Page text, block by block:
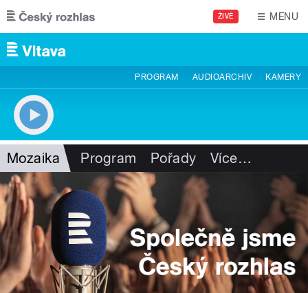
Přejít k hlavnímu obsahu
ŽIVĚ MENU
PROGRAM AUDIOARCHIV KAMERY
Mozaika Program Pořady Více…